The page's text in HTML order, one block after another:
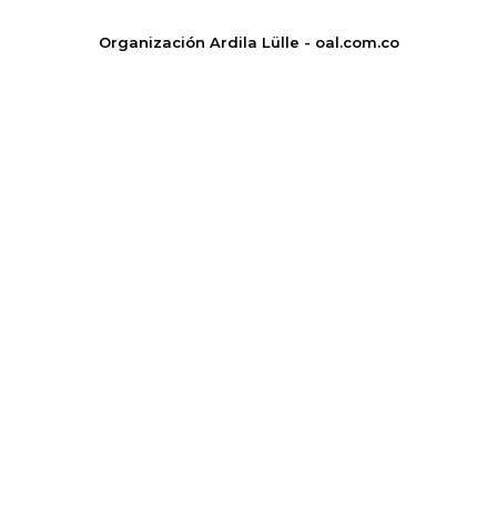
Organización Ardila Lülle - oal.com.co